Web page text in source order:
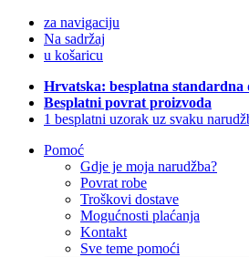
za navigaciju
Na sadržaj
u košaricu
Hrvatska: besplatna standardna
Besplatni povrat proizvoda
1 besplatni uzorak uz svaku
Pomoć
Gdje je moja narudžba?
Povrat robe
Troškovi dostave
Mogućnosti plaćanja
Kontakt
Sve teme pomoći